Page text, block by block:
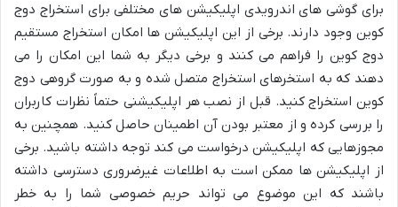
برای گوشی های اندرویدی اپلیکیشن های مختلفی برای استخراج دوج
کوین وجود دارند. برخی از این اپلیکیشن ها امکان استخراج مستقیم
دوج کوین را فراهم می کنند و برخی دیگر به شما این امکان را می
دهند که به استخرهای استخراج متصل شده و به صورت گروهی دوج
کوین استخراج کنید. قبل از نصب هر اپلیکیشنی حتماً نظرات کاربران
را بررسی کرده و از معتبر بودن آن اطمینان حاصل کنید. همچنین به
مجوزهایی که اپلیکیشن درخواست می کند توجه داشته باشید. برخی
از اپلیکیشن ها ممکن است به اطلاعات غیرضروری دسترسی داشته
باشند که این موضوع می تواند حریم خصوصی شما را به خطر